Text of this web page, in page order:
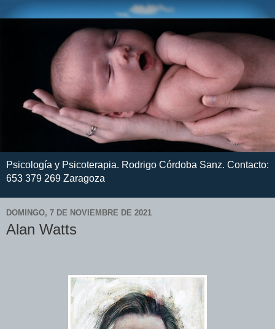
Psicología y Psicoterapia. Rodrigo Córdoba Sanz. Contacto:
653 379 269 Zaragoza
DOMINGO, 7 DE NOVIEMBRE DE 2021
Alan Watts